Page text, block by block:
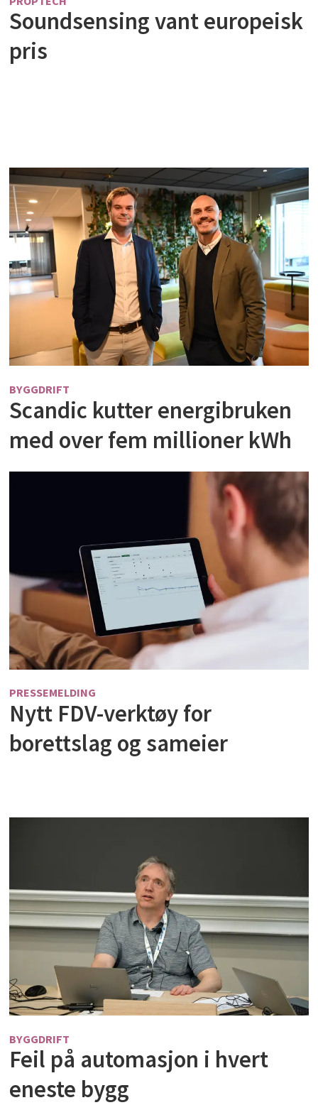
Soundsensing vant europeisk
pris
BYGGDRIFT
Scandic kutter energibruken
med over fem millioner kWh
PRESSEMELDING
Nytt FDV-verktøy for
borettslag og sameier
BYGGDRIFT
Feil på automasjon i hvert
eneste bygg